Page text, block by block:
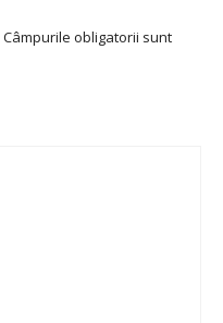
Câmpurile obligatorii sunt